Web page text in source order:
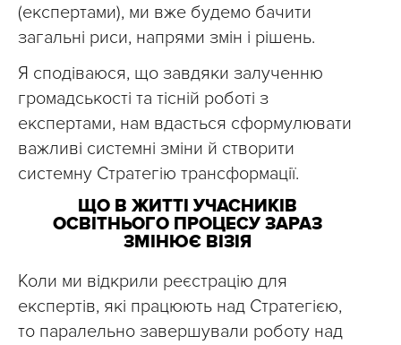
(експертами), ми вже будемо бачити
загальні риси, напрями змін і рішень.
Я сподіваюся, що завдяки залученню
громадськості та тісній роботі з
експертами, нам вдасться сформулювати
важливі системні зміни й створити
системну Стратегію трансформації.
ЩО В ЖИТТІ УЧАСНИКІВ
ОСВІТНЬОГО ПРОЦЕСУ ЗАРАЗ
ЗМІНЮЄ ВІЗІЯ
Коли ми відкрили реєстрацію для
експертів, які працюють над Стратегією,
то паралельно завершували роботу над